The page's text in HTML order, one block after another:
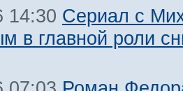
14:30 Сериал с
в главной роли